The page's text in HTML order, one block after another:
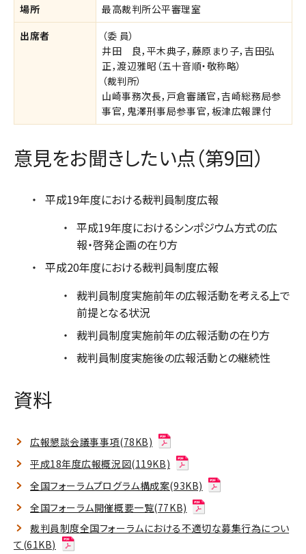
場所
最高裁判所公平審理室
出席者
（委 員）
井田 良，平木典子，藤原まり子，吉田弘
正，渡辺雅昭（五十音順・敬称略）
（裁判所）
山崎事務次長，戸倉審議官，吉崎総務局参
事官，鬼澤刑事局参事官，板津広報課付
意見をお聞きしたい点（第9回）
平成19年度における裁判員制度広報
平成19年度におけるシンポジウム方式の広
報・啓発企画の在り方
平成20年度における裁判員制度広報
裁判員制度実施前年の広報活動を考える上で
前提となる状況
裁判員制度実施前年の広報活動の在り方
裁判員制度実施後の広報活動との継続性
資料
広報懇談会議事事項(78KB)
平成18年度広報概況図(119KB)
全国フォーラムプログラム構成案(93KB)
全国フォーラム開催概要一覧(77KB)
裁判員制度全国フォーラムにおける不適切な募集行為につい
て(61KB)